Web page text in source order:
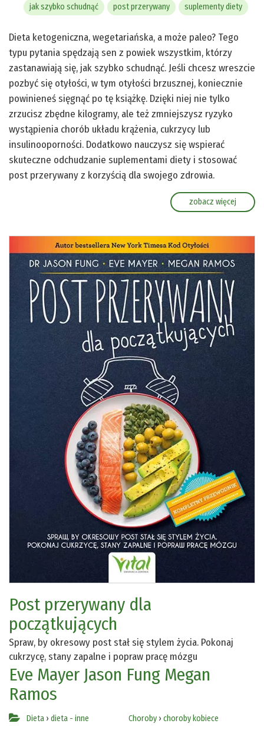
jak szybko schudnąć post przerywany suplementy diety
Dieta ketogeniczna, wegetariańska, a może paleo? Tego
typu pytania spędzają sen z powiek wszystkim, którzy
zastanawiają się, jak szybko schudnąć. Jeśli chcesz wreszcie
pozbyć się otyłości, w tym otyłości brzusznej, koniecznie
powinieneś sięgnąć po tę książkę. Dzięki niej nie tylko
zrzucisz zbędne kilogramy, ale też zmniejszysz ryzyko
wystąpienia chorób układu krążenia, cukrzycy lub
insulinooporności. Dodatkowo nauczysz się wspierać
skuteczne odchudzanie suplementami diety i stosować
post przerywany z korzyścią dla swojego zdrowia.
zobacz więcej
Post przerywany dla
początkujących
Spraw, by okresowy post stał się stylem życia. Pokonaj
cukrzycę, stany zapalne i popraw pracę mózgu
Eve Mayer Jason Fung Megan
Ramos
Dieta › dieta - inne Choroby › choroby kobiece